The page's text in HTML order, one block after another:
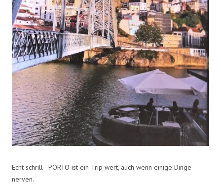
Echt schrill - PORTO ist ein Trip wert, auch wenn einige Dinge
nerven.